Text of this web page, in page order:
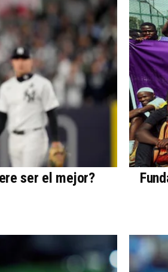
ser el mejor?